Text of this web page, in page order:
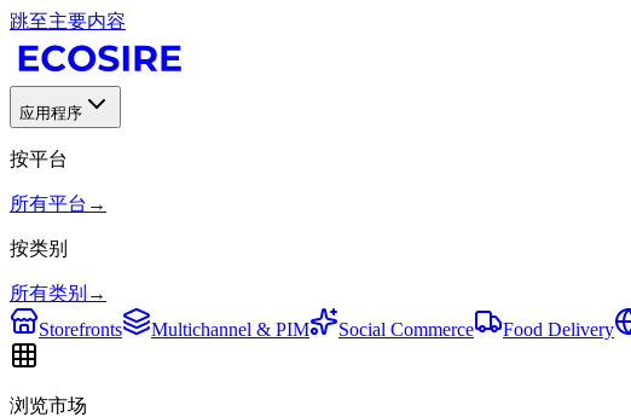
跳至主要内容
应用程序
按平台
所有平台 →
按类别
所有类别 →
Storefronts
Multichannel & PIM Social Commerce Food Delivery
浏览市场